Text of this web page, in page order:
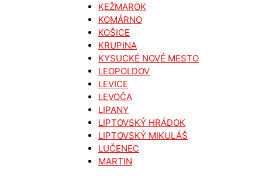
KEŽMAROK
KOMÁRNO
KOŠICE
KRUPINA
KYSUCKÉ NOVÉ MESTO
LEOPOLDOV
LEVICE
LEVOČA
LIPANY
LIPTOVSKÝ HRÁDOK
LIPTOVSKÝ MIKULÁŠ
LUČENEC
MARTIN